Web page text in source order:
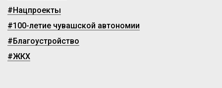
#Нацпроекты
#100-летие чувашской автономии
#Благоустройство
#ЖКХ